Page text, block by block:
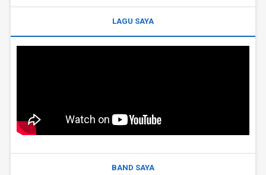
LAGU SAYA
BAND SAYA